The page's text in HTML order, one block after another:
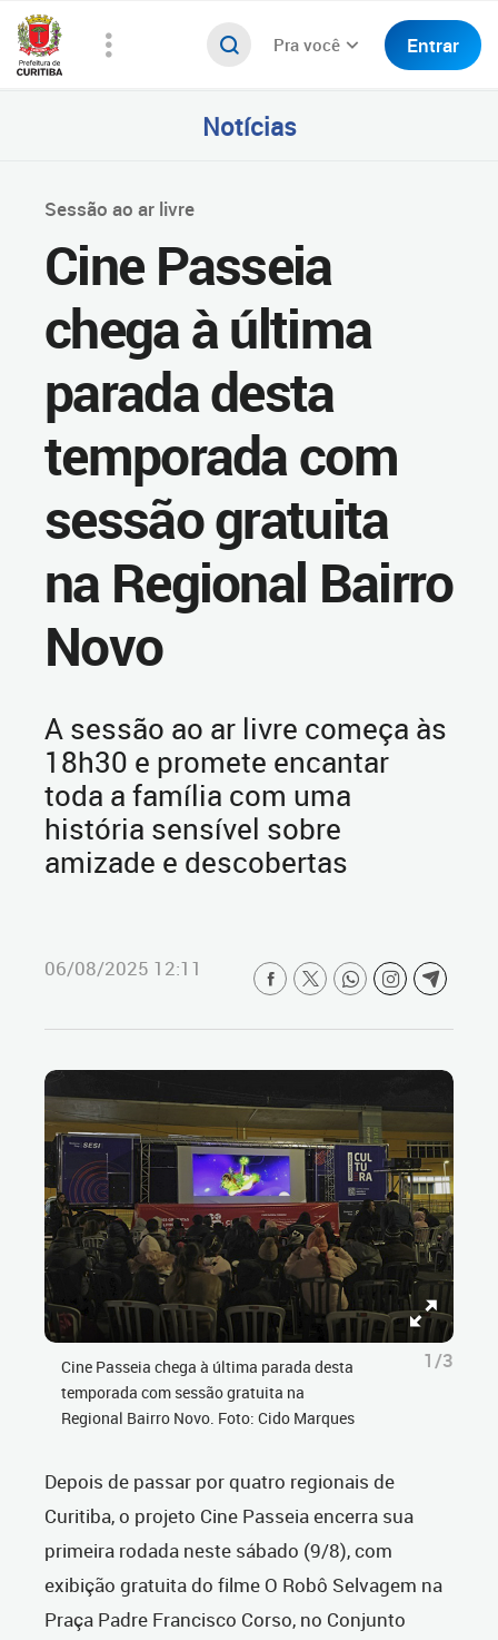
Pra você Entrar
Notícias
Sessão ao ar livre
Cine Passeia
chega à última
parada desta
temporada com
sessão gratuita
na Regional Bairro
Novo
A sessão ao ar livre começa às
18h30 e promete encantar
toda a família com uma
história sensível sobre
amizade e descobertas
06/08/2025 12:11
Cine Passeia chega à última parada desta
temporada com sessão gratuita na
Regional Bairro Novo. Foto: Cido Marques
1/3
Depois de passar por quatro regionais de
Curitiba, o projeto Cine Passeia encerra sua
primeira rodada neste sábado (9/8), com
exibição gratuita do filme O Robô Selvagem na
Praça Padre Francisco Corso, no Conjunto